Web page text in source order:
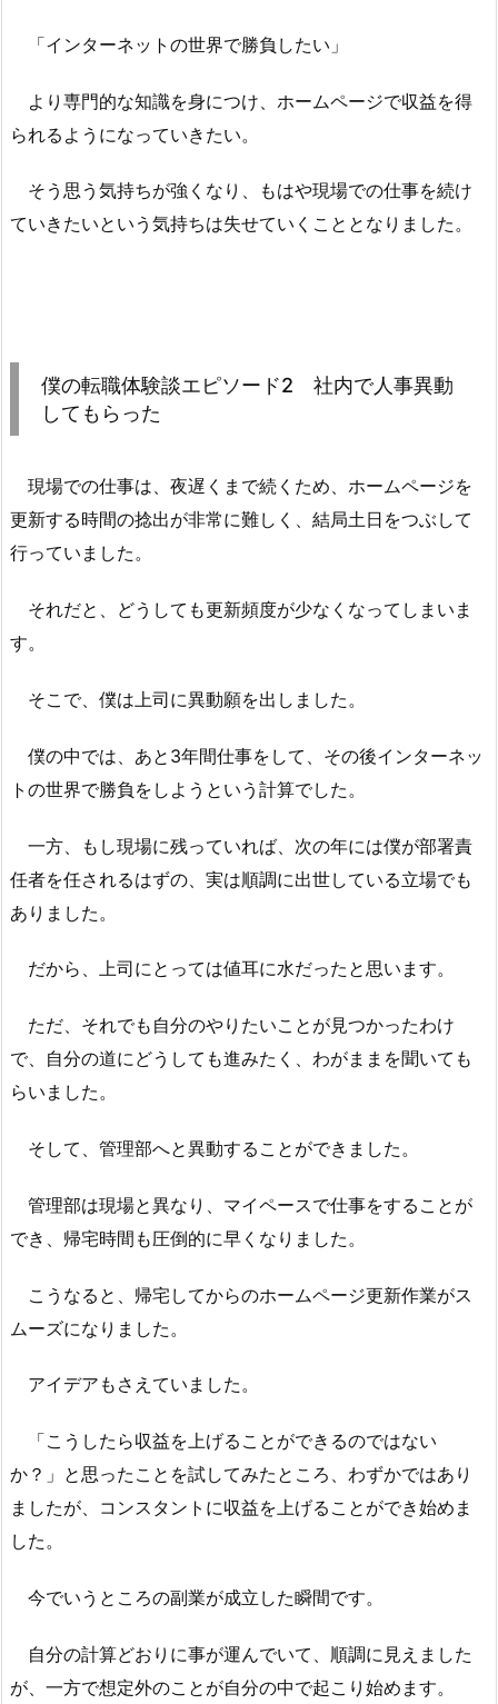
「インターネットの世界で勝負したい」
より専門的な知識を身につけ、ホームページで収益を得
られるようになっていきたい。
そう思う気持ちが強くなり、もはや現場での仕事を続け
ていきたいという気持ちは失せていくこととなりました。
僕の転職体験談エピソード2 社内で人事異動
してもらった
現場での仕事は、夜遅くまで続くため、ホームページを
更新する時間の捻出が非常に難しく、結局土日をつぶして
行っていました。
それだと、どうしても更新頻度が少なくなってしまいま
す。
そこで、僕は上司に異動願を出しました。
僕の中では、あと3年間仕事をして、その後インターネッ
トの世界で勝負をしようという計算でした。
一方、もし現場に残っていれば、次の年には僕が部署責
任者を任されるはずの、実は順調に出世している立場でも
ありました。
だから、上司にとっては値耳に水だったと思います。
ただ、それでも自分のやりたいことが見つかったわけ
で、自分の道にどうしても進みたく、わがままを聞いても
らいました。
そして、管理部へと異動することができました。
管理部は現場と異なり、マイペースで仕事をすることが
でき、帰宅時間も圧倒的に早くなりました。
こうなると、帰宅してからのホームページ更新作業がス
ムーズになりました。
アイデアもさえていました。
「こうしたら収益を上げることができるのではない
か？」と思ったことを試してみたところ、わずかではあり
ましたが、コンスタントに収益を上げることができ始めま
した。
今でいうところの副業が成立した瞬間です。
自分の計算どおりに事が運んでいて、順調に見えました
が、一方で想定外のことが自分の中で起こり始めます。